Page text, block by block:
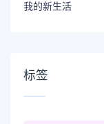
我的新生活
标签